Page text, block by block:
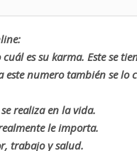
es su karma. Este se
numero también se lo
realiza en la vida.
le importa.
trabajo y salud.